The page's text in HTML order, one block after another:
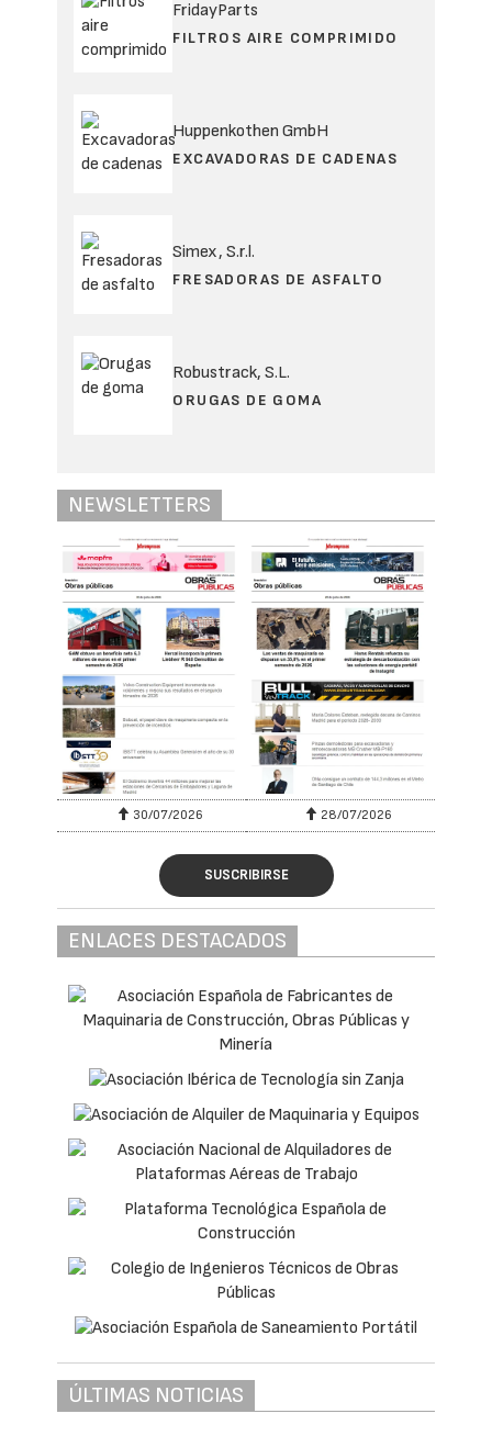
FridayParts
FILTROS AIRE COMPRIMIDO
Huppenkothen GmbH
EXCAVADORAS DE CADENAS
Simex, S.r.l.
FRESADORAS DE ASFALTO
Robustrack, S.L.
ORUGAS DE GOMA
NEWSLETTERS
30/07/2026 28/07/2026
SUSCRIBIRSE
ENLACES DESTACADOS
ÚLTIMAS NOTICIAS